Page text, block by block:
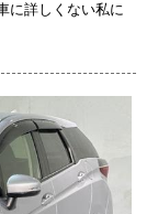
に詳しくない私に